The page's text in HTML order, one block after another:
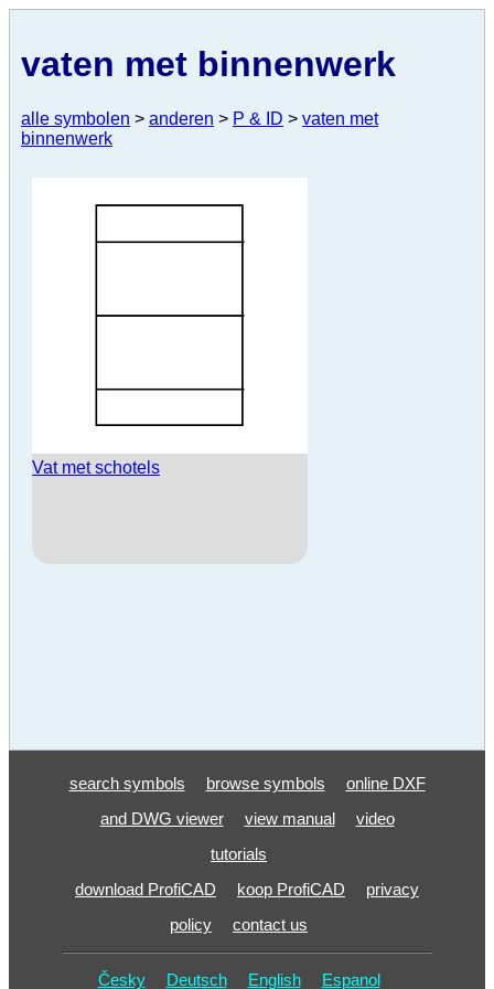
vaten met binnenwerk
alle symbolen > anderen > P & ID > vaten met
binnenwerk
Vat met schotels
search symbols browse symbols
online DXF
and DWG viewer
view manual
video
tutorials
download ProfiCAD
koop ProfiCAD
privacy
policy
contact us
Česky Deutsch English Espanol